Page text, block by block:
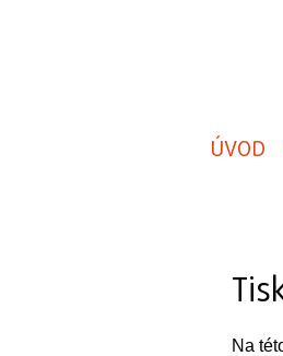
ÚVOD
Na